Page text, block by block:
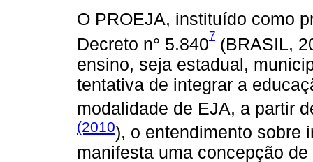
O PROEJA, instituído como
Decreto n° 5.8407 (BRASIL,
ensino, seja estadual,
tentativa de integrar a
modalidade de EJA, a partir
(2010), o entendimento sobre
manifesta uma concepção